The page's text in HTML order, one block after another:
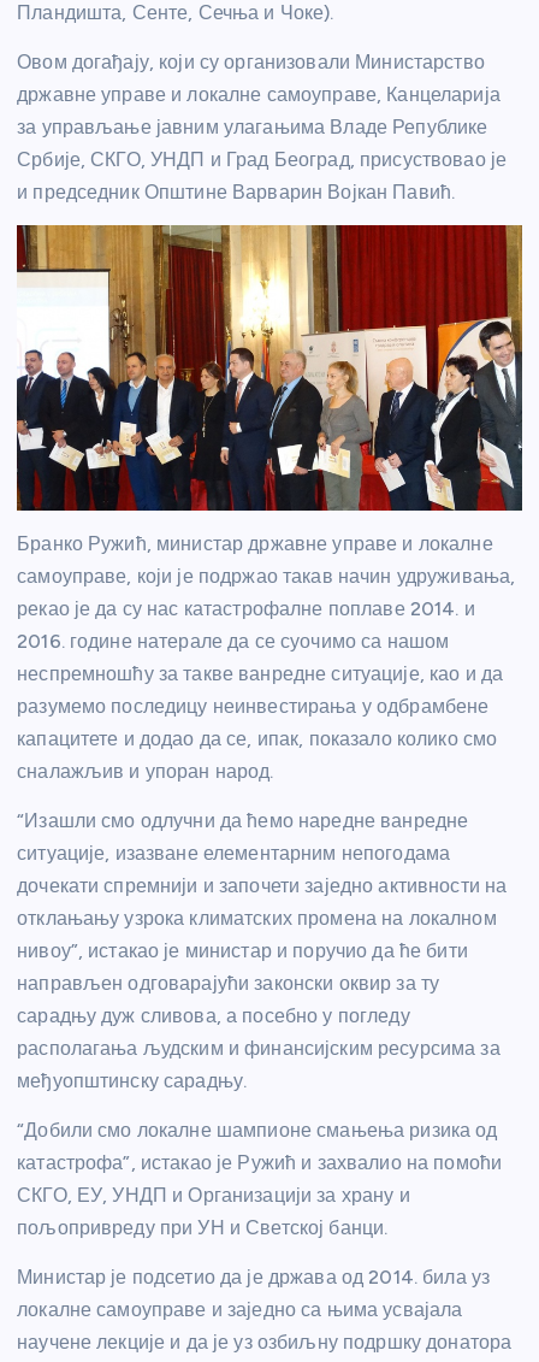
Пландишта, Сенте, Сечња и Чоке).
Овом догађају, који су организовали Министарство
државне управе и локалне самоуправе, Канцеларија
за управљање јавним улагањима Владе Републике
Србије, СКГО, УНДП и Град Београд, присуствовао је
и председник Општине Варварин Војкан Павић.
Бранко Ружић, министар државне управе и локалне
самоуправе, који је подржао такав начин удруживања,
рекао је да су нас катастрофалне поплаве 2014. и
2016. године натерале да се суочимо са нашом
неспремношћу за такве ванредне ситуације, као и да
разумемо последицу неинвестирања у одбрамбене
капацитете и додао да се, ипак, показало колико смо
сналажљив и упоран народ.
“Изашли смо одлучни да ћемо наредне ванредне
ситуације, изазване елементарним непогодама
дочекати спремнији и започети заједно активности на
отклањању узрока климатских промена на локалном
нивоу”, истакао је министар и поручио да ће бити
направљен одговарајући законски оквир за ту
сарадњу дуж сливова, а посебно у погледу
располагања људским и финансијским ресурсима за
међуопштинску сарадњу.
“Добили смо локалне шампионе смањења ризика од
катастрофа”, истакао је Ружић и захвалио на помоћи
СКГО, ЕУ, УНДП и Организацији за храну и
пољопривреду при УН и Светској банци.
Министар је подсетио да је држава од 2014. била уз
локалне самоуправе и заједно са њима усвајала
научене лекције и да је уз озбиљну подршку донатора